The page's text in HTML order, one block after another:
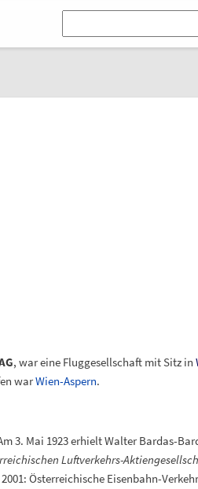
, war eine Fluggesellschaft mit Sitz in
warWien-Aspern.
3. Mai 1923 erhielt Walter Bardas-
Luftverkehrs-
Österreichische Eisenbahn-